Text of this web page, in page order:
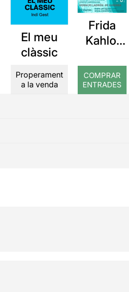
El meu
clàssic
Properament
a la venda
Frida
Kahlo,
cartas
prohibid
COMPRAR
ENTRADES